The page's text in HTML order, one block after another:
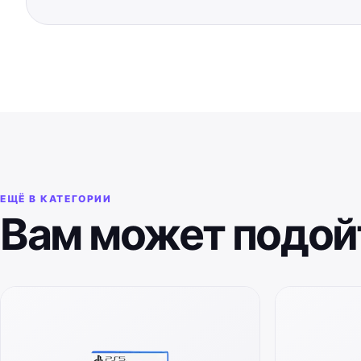
ЕЩЁ В КАТЕГОРИИ
Вам может